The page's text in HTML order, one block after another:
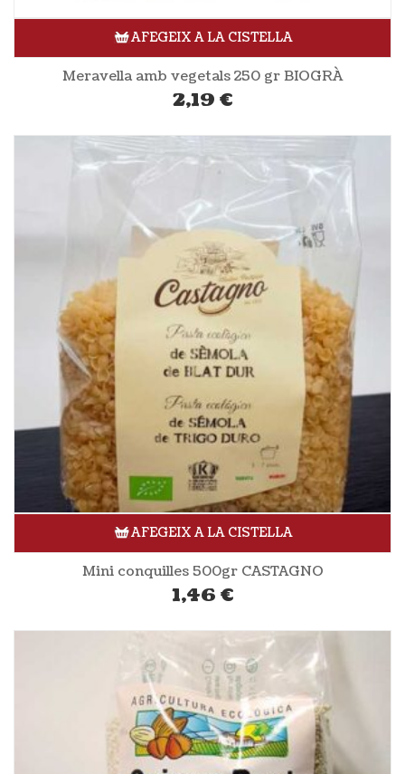
AFEGEIX A LA CISTELLA
Meravella amb vegetals 250 gr BIOGRÀ
2,19 €
AFEGEIX A LA CISTELLA
Mini conquilles 500gr CASTAGNO
1,46 €